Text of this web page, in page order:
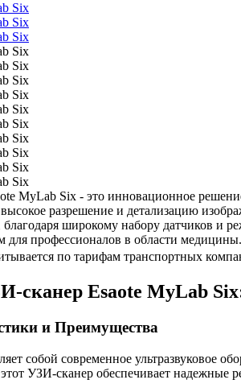
MyLab Six - это инновационное
разрешение и детализацию
широкому набору датчиков и
профессионалов в области медицины.
по тарифам транспортных
сканер Esaote MyLab
и Преимущества
собой современное ультразвуковое
УЗИ-сканер обеспечивает